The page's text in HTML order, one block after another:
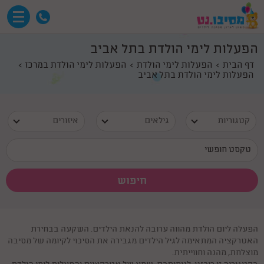
הפעלות לימי הולדת בתל אביב
דף הבית הפעלות לימי הולדת
הפעלות לימי הולדת במרכז
הפעלות לימי הולדת בתל אביב
קטגוריות גילאים איזורים
הפעלה ליום הולדת מהווה ערובה להנאת הילדים. השקעה בבחירת
האטרקציה המתאימה לגיל הילדים מגבירה את הסיכוי לקיומה של מסיבה
מוצלחת, מהנה וחווייתית.